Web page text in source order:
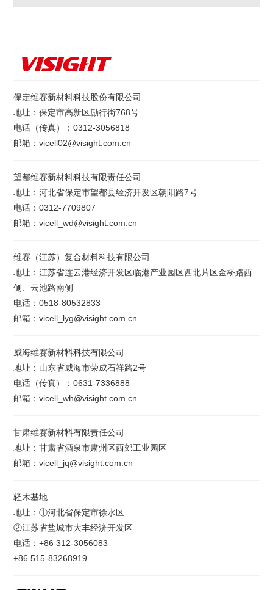
保定维赛新材料科技股份有限公司
地址：保定市高新区励行街768号
电话（传真）：0312-3056818
邮箱：vicell02@visight.com.cn
望都维赛新材料科技有限责任公司
地址：河北省保定市望都县经济开发区朝阳路7号
电话：0312-7709807
邮箱：vicell_wd@visight.com.cn
维赛（江苏）复合材料科技有限公司
地址：江苏省连云港经济开发区临港产业园区西北片区金桥路西
侧、云池路南侧
电话：0518-80532833
邮箱：vicell_lyg@visight.com.cn
威海维赛新材料科技有限公司
地址：山东省威海市荣成石祥路2号
电话（传真）：0631-7336888
邮箱：vicell_wh@visight.com.cn
甘肃维赛新材料有限责任公司
地址：甘肃省酒泉市肃州区西郊工业园区
邮箱：vicell_jq@visight.com.cn
轻木基地
地址：①河北省保定市徐水区
②江苏省盐城市大丰经济开发区
电话：+86 312-3056083
+86 515-83268919